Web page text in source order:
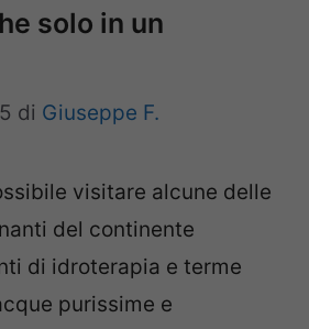
solo in un
di Giuseppe F.
visitare alcune delle
del continente
di idroterapia e terme
purissime e